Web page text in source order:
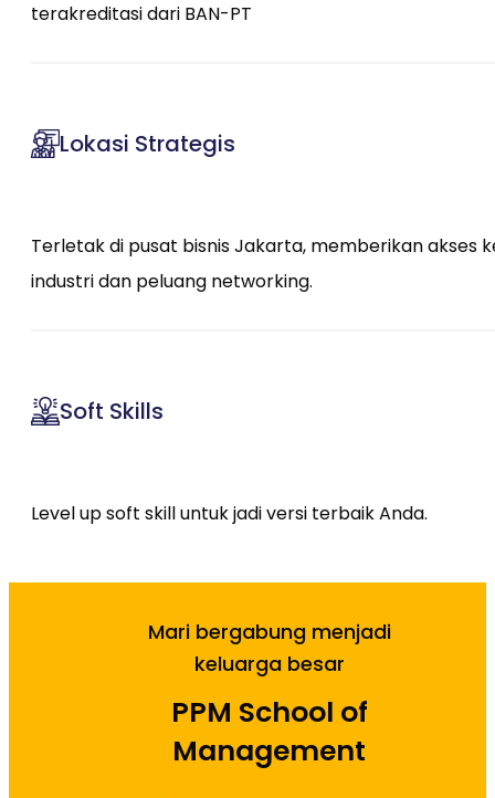
terakreditasi dari BAN-PT
Lokasi Strategis
Terletak di pusat bisnis Jakarta, memberikan akses
industri dan peluang networking.
Soft Skills
Level up soft skill untuk jadi versi terbaik Anda.
Mari bergabung menjadi
keluarga besar
PPM School of
Management